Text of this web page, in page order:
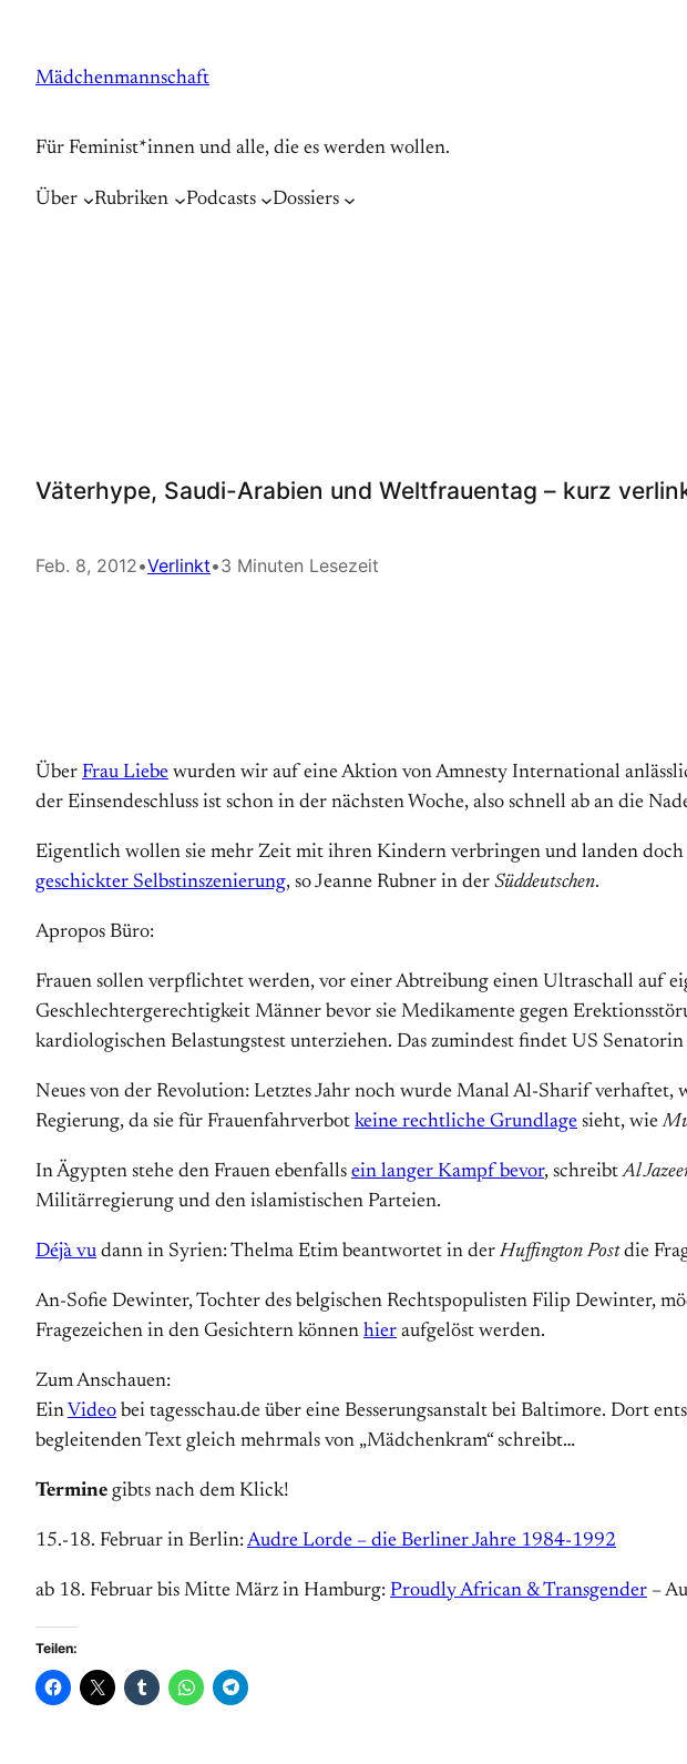
springen
Mädchenmannschaft
Für Feminist*innen und alle, die es werden wollen.
Über Rubriken Podcasts Dossiers
Väterhype, Saudi-Arabien und Weltfrauentag – kurz
Feb. 8, 2012•Verlinkt•3 Minuten Lesezeit
Über Frau Liebe wurden wir auf eine Aktion von Amnesty International
der Einsendeschluss ist schon in der nächsten Woche, also schnell ab an die
Eigentlich wollen sie mehr Zeit mit ihren Kindern verbringen und landen doch
geschickter Selbstinszenierung, so Jeanne Rubner in der Süddeutschen.
Apropos Büro:
Frauen sollen verpflichtet werden, vor einer Abtreibung einen Ultraschall auf
Geschlechtergerechtigkeit Männer bevor sie Medikamente gegen
kardiologischen Belastungstest unterziehen. Das zumindest findet US
Neues von der Revolution: Letztes Jahr noch wurde Manal Al-Sharif
Regierung, da sie für Frauenfahrverbot keine rechtliche Grundlage sieht, wie
In Ägypten stehe den Frauen ebenfalls ein langer Kampf bevor, schreibtAl
Militärregierung und den islamistischen Parteien.
Déjà vu dann in Syrien: Thelma Etim beantwortet in der Huffington Postdie
An-Sofie Dewinter, Tochter des belgischen Rechtspopulisten Filip Dewinter,
Fragezeichen in den Gesichtern können hier aufgelöst werden.
Zum Anschauen:
Ein Video bei tagesschau.de über eine Besserungsanstalt bei Baltimore. Dort
begleitenden Text gleich mehrmals von „Mädchenkram“ schreibt…
Termine gibts nach dem Klick!
15.-18. Februar in Berlin:Audre Lorde – die Berliner Jahre 1984-1992
ab 18. Februar bis Mitte März in Hamburg: Proudly African & Transgender –
Teilen: